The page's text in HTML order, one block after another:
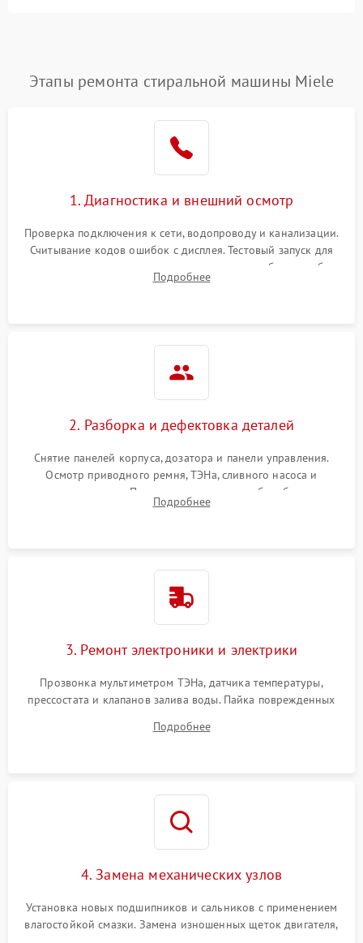
Этапы ремонта стиральной машины Miele
1. Диагностика и внешний осмотр
Проверка подключения к сети, водопроводу и канализации.
Считывание кодов ошибок с дисплея. Тестовый запуск для
выявления посторонних шумов, протечек или сбоев в работе
электронного модуля управления.
Подробнее
2. Разборка и дефектовка деталей
Снятие панелей корпуса, дозатора и панели управления.
Осмотр приводного ремня, ТЭНа, сливного насоса и
амортизаторов. Проверка подшипников барабана и
крестовины на износ, а манжеты люка на разрывы.
Подробнее
3. Ремонт электроники и электрики
Прозвонка мультиметром ТЭНа, датчика температуры,
прессостата и клапанов залива воды. Пайка поврежденных
Восстановление целостности проводки и контактов.
Подробнее
4. Замена механических узлов
Установка новых подшипников и сальников с применением
влагостойкой смазки. Замена изношенных щеток двигателя,